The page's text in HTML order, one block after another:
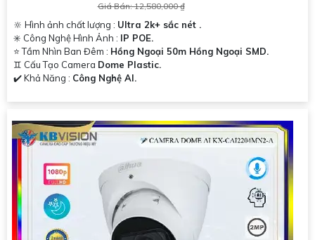
Giá Bán: 12,580,000 ₫
🔆 Hình ảnh chất lượng : Ultra 2k+ sắc nét .
✳️ Công Nghệ Hình Ảnh : IP POE.
⭐ Tầm Nhìn Ban Đêm : Hồng Ngoại 50m Hồng Ngoại SMD.
♊ Cấu Tạo Camera Dome Plastic.
️✔️ Khả Năng : Công Nghệ AI.